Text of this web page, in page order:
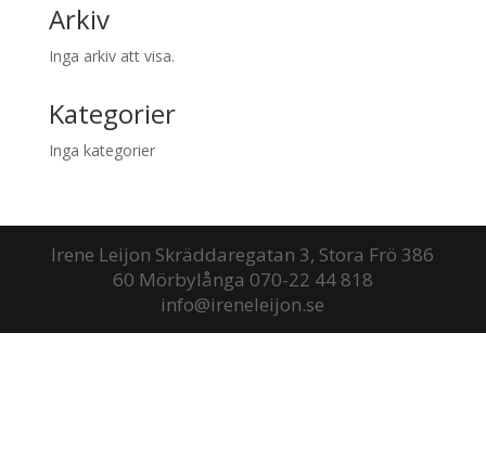
Arkiv
Inga arkiv att visa.
Kategorier
Inga kategorier
Irene Leijon Skräddaregatan 3, Stora Frö 386
60 Mörbylånga 070-22 44 818
info@ireneleijon.se